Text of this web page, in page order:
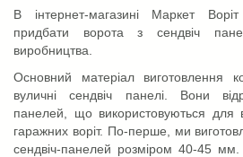
В інтернет-магазині Маркет
придбати ворота з сендвіч
виробництва.
Основний матеріал виготовлення
вуличні сендвіч панелі. Вони
панелей, що використовуються для
гаражних воріт. По-перше, ми
сендвіч-панелей розміром 40-45